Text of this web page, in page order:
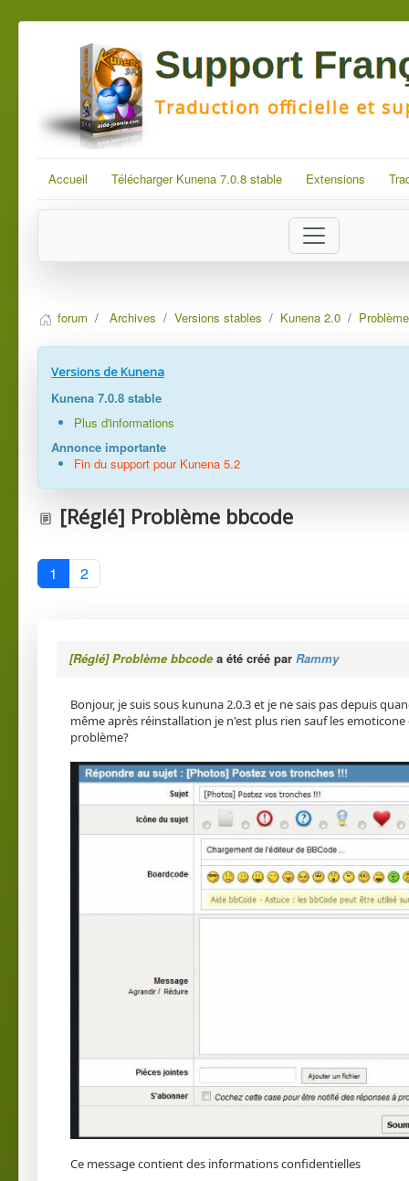
Accueil Télécharger Kunena 7.0.8 stable Extensions
forum Archives Versions stables Kunena 2.0
Versions de Kunena
Kunena 7.0.8 stable
Plus d'informations
Annonce importante
Fin du support pour Kunena 5.2
[Réglé] Problème bbcode
1 2
[Réglé] Problème bbcodea été créé par Rammy
Bonjour, je suis sous kununa 2.0.3 et je ne sais pas depuis
même après réinstallation je n'est plus rien sauf les
problème?
Ce message contient des informations confidentielles